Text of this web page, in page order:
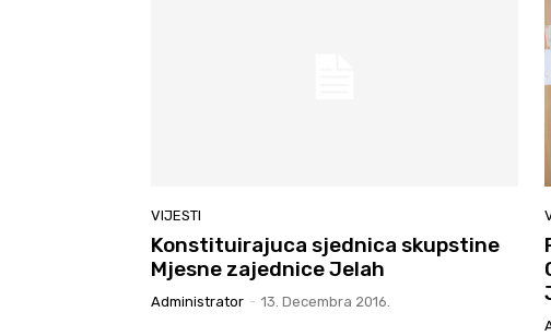
VIJESTI
Konstituirajuca sjednica skupstine
Mjesne zajednice Jelah
Administrator - 13. Decembra 2016.